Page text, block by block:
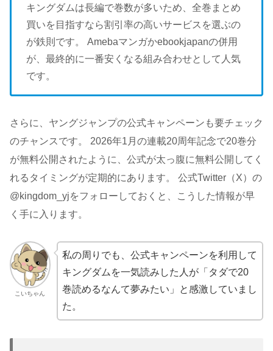
キングダムは長編で巻数が多いため、全巻まとめ
買いを目指すなら割引率の高いサービスを選ぶの
が鉄則です。 Amebaマンガかebookjapanの併用
が、最終的に一番安くなる組み合わせとして人気
です。
さらに、ヤングジャンプの公式キャンペーンも要チェック
のチャンスです。 2026年1月の連載20周年記念で20巻分
が無料公開されたように、公式が太っ腹に無料公開してく
れるタイミングが定期的にあります。 公式Twitter（X）の
@kingdom_yjをフォローしておくと、こうした情報が早
く手に入ります。
こいちゃん
私の周りでも、公式キャンペーンを利用して
キングダムを一気読みした人が「タダで20
巻読めるなんて夢みたい」と感激していまし
た。